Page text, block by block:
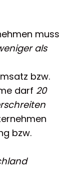
muss
als
bzw.
darf 20
bzw.